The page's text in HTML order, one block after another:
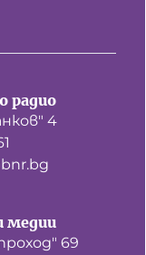
радио
4
медии
69